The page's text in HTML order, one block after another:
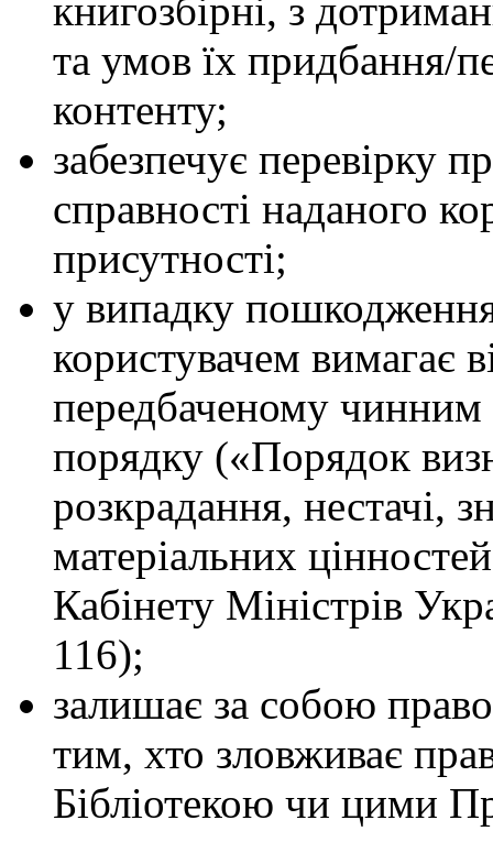
книгозбірні, з
та умов їх придбання/
контенту;
забезпечує перевірку
справності наданого
присутності;
у випадку
користувачем вимагає
передбаченому чинним
порядку («Порядок
розкрадання, нестачі,
матеріальних
Кабінету Міністрів
116);
залишає за собою
тим, хто зловживає
Бібліотекою чи цими